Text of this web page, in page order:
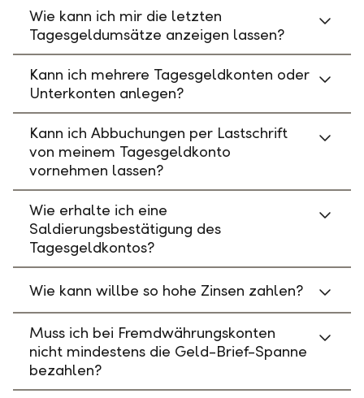
Wie kann ich mir die letzten
Tagesgeldumsätze anzeigen lassen?
Kann ich mehrere Tagesgeldkonten oder
Unterkonten anlegen?
Kann ich Abbuchungen per Lastschrift
von meinem Tagesgeldkonto
vornehmen lassen?
Wie erhalte ich eine
Saldierungsbestätigung des
Tagesgeldkontos?
Wie kann willbe so hohe Zinsen zahlen?
Muss ich bei Fremdwährungskonten
nicht mindestens die Geld-Brief-Spanne
bezahlen?